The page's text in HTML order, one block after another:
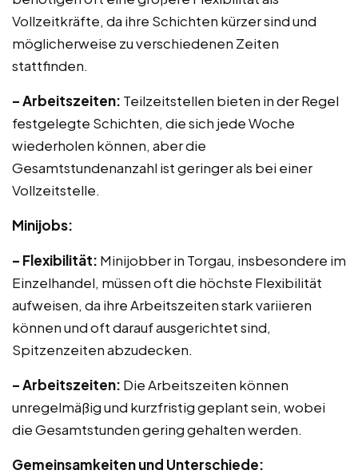
Vollzeitkräfte, da ihre Schichten kürzer sind und
möglicherweise zu verschiedenen Zeiten
stattfinden.
– Arbeitszeiten: Teilzeitstellen bieten in der Regel
festgelegte Schichten, die sich jede Woche
wiederholen können, aber die
Gesamtstundenanzahl ist geringer als bei einer
Vollzeitstelle.
Minijobs:
– Flexibilität: Minijobber in Torgau, insbesondere im
Einzelhandel, müssen oft die höchste Flexibilität
aufweisen, da ihre Arbeitszeiten stark variieren
können und oft darauf ausgerichtet sind,
Spitzenzeiten abzudecken.
– Arbeitszeiten: Die Arbeitszeiten können
unregelmäßig und kurzfristig geplant sein, wobei
die Gesamtstunden gering gehalten werden.
Gemeinsamkeiten und Unterschiede: